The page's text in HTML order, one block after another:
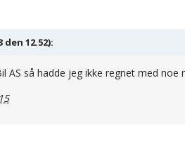
12.52):
AS så hadde jeg ikke regnet med noe